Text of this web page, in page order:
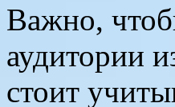
Важно,
аудитории
стоит